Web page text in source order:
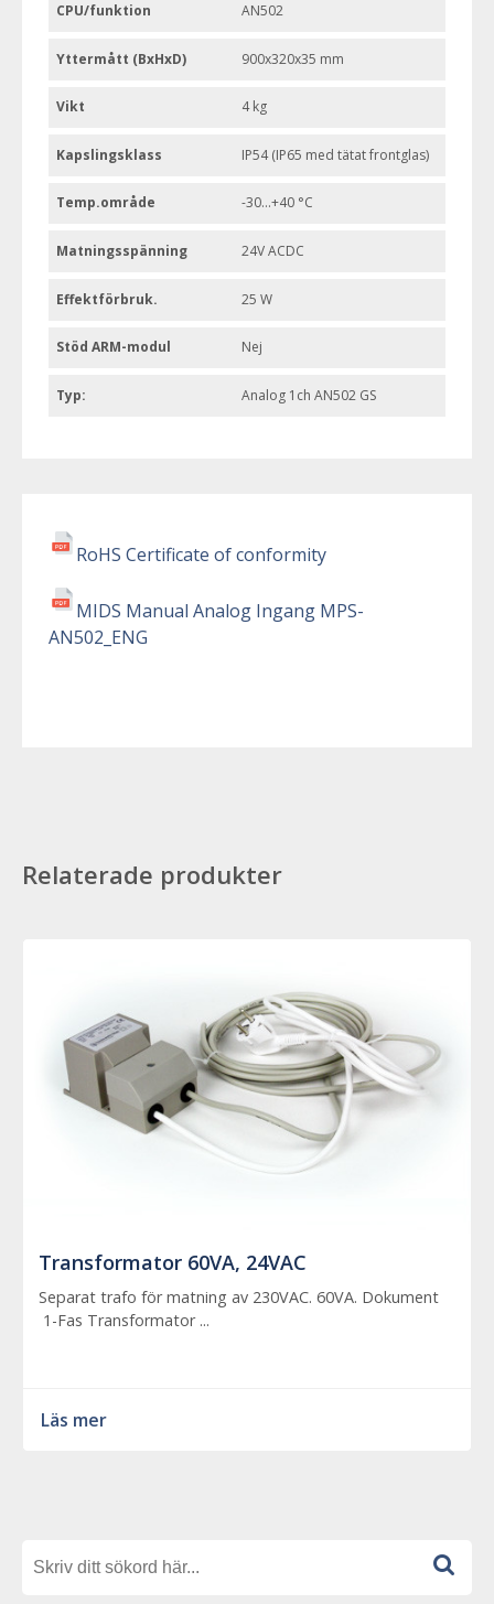
CPU/funktion AN502
Yttermått (BxHxD) 900x320x35 mm
Vikt 4 kg
Kapslingsklass IP54 (IP65 med tätat frontglas)
Temp.område -30...+40 °C
Matningsspänning 24V ACDC
Effektförbruk. 25 W
Stöd ARM-modul Nej
Typ: Analog 1ch AN502 GS
RoHS Certificate of conformity
MIDS Manual Analog Ingang MPS-
AN502_ENG
Relaterade produkter
Transformator 60VA, 24VAC
Separat trafo för matning av 230VAC. 60VA. Dokument
1-Fas Transformator ...
Läs mer